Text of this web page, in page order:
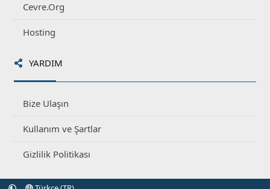
Cevre.Org
Hosting
YARDIM
Bize Ulaşın
Kullanım ve Şartlar
Gizlilik Politikası